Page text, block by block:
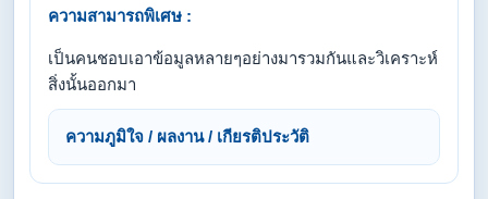
ความสามารถพิเศษ :
เป็นคนชอบเอาข้อมูลหลายๆอย่างมารวมกันและวิเคราะห์
สิ่งนั้นออกมา
ความภูมิใจ / ผลงาน / เกียรติประวัติ